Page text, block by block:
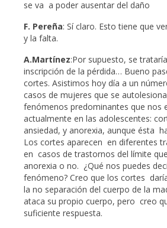
se va a poder ausentar del daño
F. Pereña: Sí claro. Esto tiene que
y la falta.
A.Martínez:Por supuesto, se
inscripción de la pérdida… Bueno
cortes. Asistimos hoy día a un
casos de mujeres que se
fenómenos predominantes que nos
actualmente en las adolescentes:
ansiedad, y anorexia, aunque ésta
Los cortes aparecen en diferentes
en casos de trastornos del límite
anorexia o no. ¿Qué nos puedes
fenómeno? Creo que los cortes
la no separación del cuerpo de la
ataca su propio cuerpo, pero creo
suficiente respuesta.